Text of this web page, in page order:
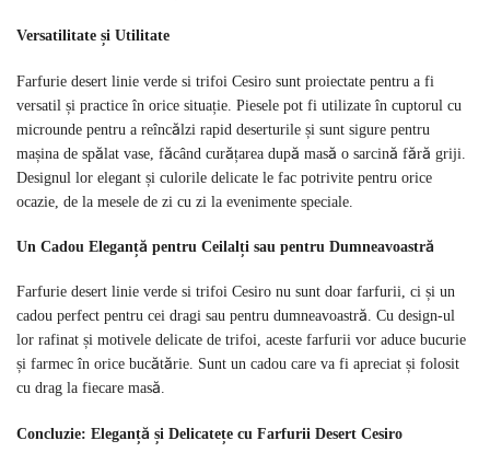
Versatilitate și Utilitate
Farfurie desert linie verde si trifoi Cesiro sunt proiectate pentru a fi
versatil și practice în orice situație. Piesele pot fi utilizate în cuptorul cu
microunde pentru a reîncălzi rapid deserturile și sunt sigure pentru
mașina de spălat vase, făcând curățarea după masă o sarcină fără griji.
Designul lor elegant și culorile delicate le fac potrivite pentru orice
ocazie, de la mesele de zi cu zi la evenimente speciale.
Un Cadou Eleganță pentru Ceilalți sau pentru Dumneavoastră
Farfurie desert linie verde si trifoi Cesiro nu sunt doar farfurii, ci și un
cadou perfect pentru cei dragi sau pentru dumneavoastră. Cu design-ul
lor rafinat și motivele delicate de trifoi, aceste farfurii vor aduce bucurie
și farmec în orice bucătărie. Sunt un cadou care va fi apreciat și folosit
cu drag la fiecare masă.
Concluzie: Eleganță și Delicatețe cu Farfurii Desert Cesiro